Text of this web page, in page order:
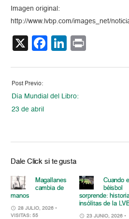
Imagen original:
http://www.lvbp.com/images_net/
X Facebook
LinkedIn
Post Previo:
Día Mundial del Libro:
23 de abril
Dale Click si te gusta
Magallanes
cambia de
manos
28 JULIO, 2026 •
VISITAS: 55
Cuando el
béisbol
sorprende:
insólitas de la
23 JUNIO, 2026 •